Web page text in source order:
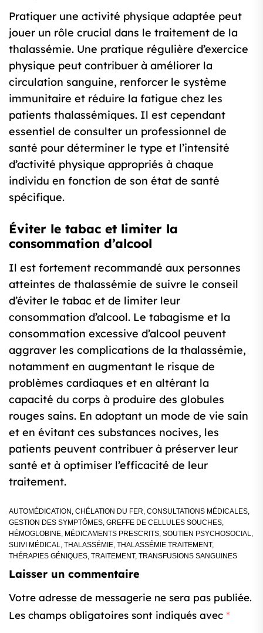
Pratiquer une activité physique adaptée peut
jouer un rôle crucial dans le traitement de la
thalassémie. Une pratique régulière d’exercice
physique peut contribuer à améliorer la
circulation sanguine, renforcer le système
immunitaire et réduire la fatigue chez les
patients thalassémiques. Il est cependant
essentiel de consulter un professionnel de
santé pour déterminer le type et l’intensité
d’activité physique appropriés à chaque
individu en fonction de son état de santé
spécifique.
Éviter le tabac et limiter la
consommation d’alcool
Il est fortement recommandé aux personnes
atteintes de thalassémie de suivre le conseil
d’éviter le tabac et de limiter leur
consommation d’alcool. Le tabagisme et la
consommation excessive d’alcool peuvent
aggraver les complications de la thalassémie,
notamment en augmentant le risque de
problèmes cardiaques et en altérant la
capacité du corps à produire des globules
rouges sains. En adoptant un mode de vie sain
et en évitant ces substances nocives, les
patients peuvent contribuer à préserver leur
santé et à optimiser l’efficacité de leur
traitement.
AUTOMÉDICATION , CHÉLATION DU FER, CONSULTATIONS MÉDICALES,
GESTION DES SYMPTÔMES, GREFFE DE CELLULES SOUCHES,
HÉMOGLOBINE, MÉDICAMENTS PRESCRITS, SOUTIEN PSYCHOSOCIAL,
SUIVI MÉDICAL, THALASSÉMIE, THALASSÉMIE TRAITEMENT,
THÉRAPIES GÉNIQUES, TRAITEMENT, TRANSFUSIONS SANGUINES
Laisser un commentaire
Votre adresse de messagerie ne sera pas publiée.
Les champs obligatoires sont indiqués avec *